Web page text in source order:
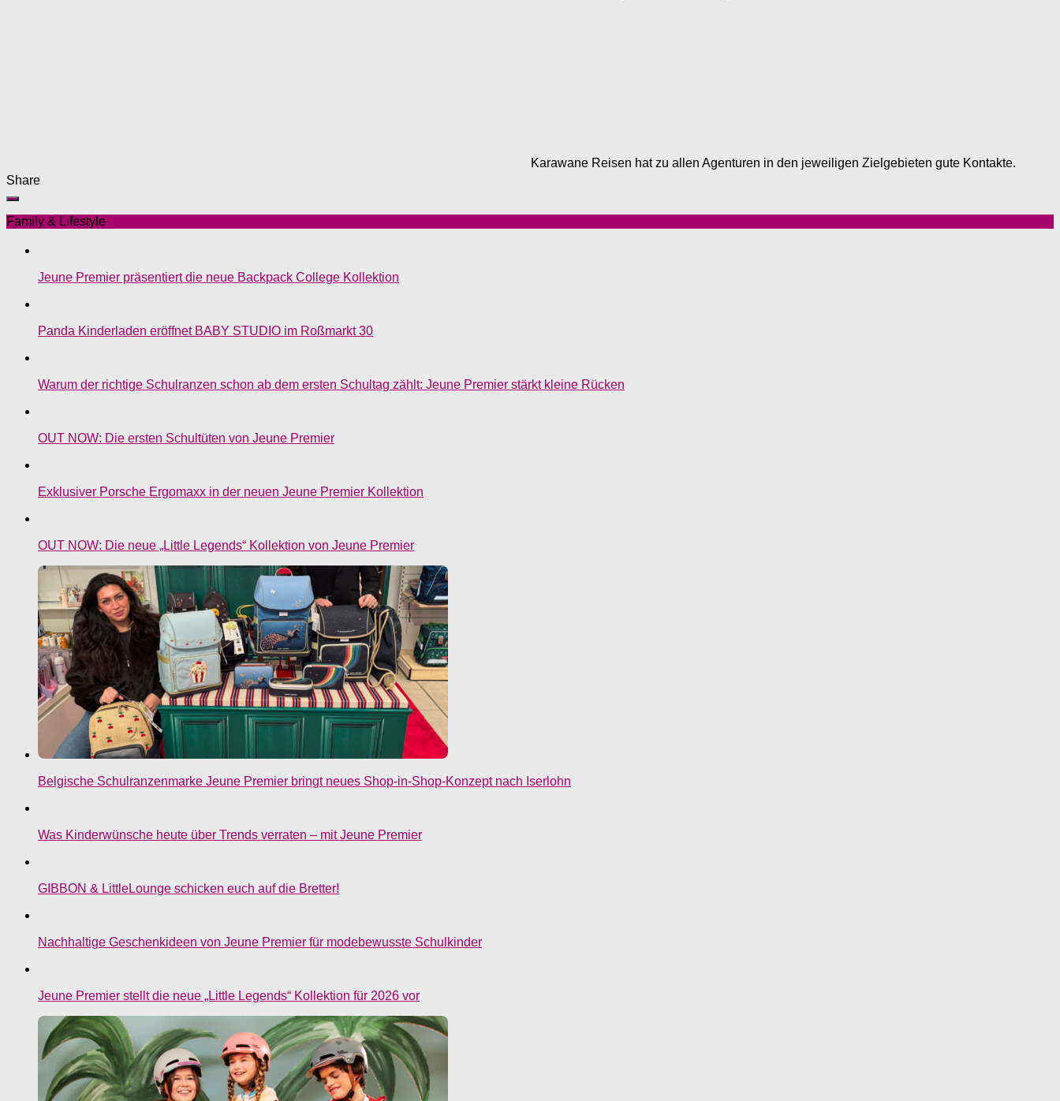
Karawane Reisen hat zu allen Agenturen in den jeweiligen Zielgebieten gute Kontakte.
Share
Family & Lifestyle
Jeune Premier präsentiert die neue Backpack College Kollektion
Panda Kinderladen eröffnet BABY STUDIO im Roßmarkt 30
Warum der richtige Schulranzen schon ab dem ersten Schultag zählt: Jeune Premier stärkt kleine Rücken
OUT NOW: Die ersten Schultüten von Jeune Premier
Exklusiver Porsche Ergomaxx in der neuen Jeune Premier Kollektion
OUT NOW: Die neue „Little Legends“ Kollektion von Jeune Premier
Belgische Schulranzenmarke Jeune Premier bringt neues Shop-in-Shop-Konzept nach Iserlohn
Was Kinderwünsche heute über Trends verraten – mit Jeune Premier
GIBBON & LittleLounge schicken euch auf die Bretter!
Nachhaltige Geschenkideen von Jeune Premier für modebewusste Schulkinder
Jeune Premier stellt die neue „Little Legends“ Kollektion für 2026 vor